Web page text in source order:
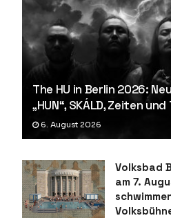
The HU in Berlin 2026:
„HUN“, SKÁLD, Zeiten
6. August 2026
Volksbad
am 7.